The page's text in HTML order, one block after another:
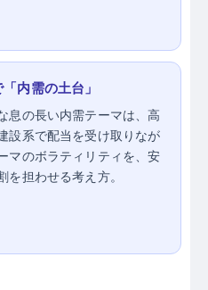
内需の土台」
息の長い内需テーマは、高
設系で配当を受け取りなが
マのボラティリティを、安
を担わせる考え方。